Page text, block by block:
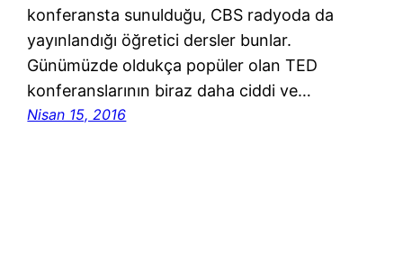
konferansta sunulduğu, CBS radyoda da
yayınlandığı öğretici dersler bunlar.
Günümüzde oldukça popüler olan TED
konferanslarının biraz daha ciddi ve…
Nisan 15, 2016